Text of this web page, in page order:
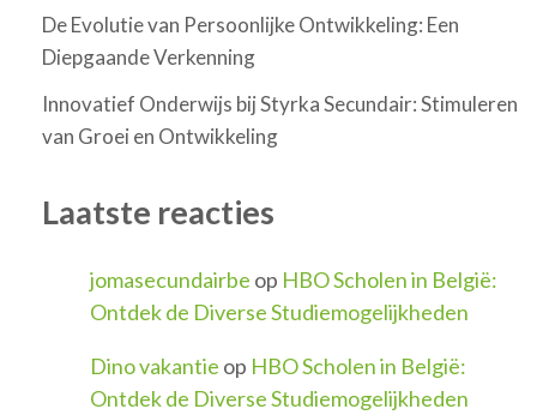
De Evolutie van Persoonlijke Ontwikkeling: Een
Diepgaande Verkenning
Innovatief Onderwijs bij Styrka Secundair: Stimuleren
van Groei en Ontwikkeling
Laatste reacties
jomasecundairbe op HBO Scholen in België:
Ontdek de Diverse Studiemogelijkheden
Dino vakantie op HBO Scholen in België:
Ontdek de Diverse Studiemogelijkheden